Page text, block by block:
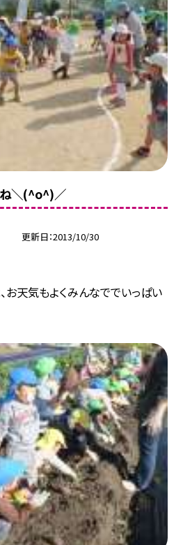
ね＼(^o^)／
更新日 2013/10/30
、お天気もよくみんなででいっぱい